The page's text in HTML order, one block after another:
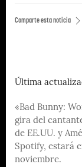
Comparte esta noticia
Última
«Bad Bunny:
gira del
de EE.UU. y
Spotify, estará
noviembre.